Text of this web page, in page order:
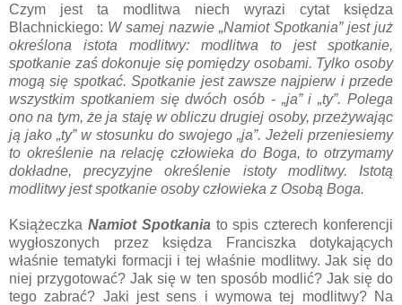
Czym jest ta modlitwa niech wyrazi cytat księdza
Blachnickiego: W samej nazwie „Namiot Spotkania” jest już
okreś­lona istota modlit­wy: modlitwa to jest spotkanie,
spotkanie zaś dokonuje się pomiędzy osobami. Tylko osoby
mogą się spotkać. Spotkanie jest zawsze najpierw i przede
wszystkim spotkaniem się dwóch osób - „ja” i „ty”. Polega
ono na tym, że ja staję w obliczu drugiej osoby, przeżywając
ją jako „ty” w stosun­ku do swojego „ja”. Jeżeli przenie­siemy
to określenie na relację człowieka do Boga, to otrzymamy
dokładne, precyzyjne określenie istoty modlitwy. Istotą
modlitwy jest spotkanie osoby człowieka z Osobą Boga.
Książeczka Namiot Spotkania to spis czterech konferencji
wygłoszonych przez księdza Franciszka dotykających
właśnie tematyki formacji i tej właśnie modlitwy. Jak się do
niej przygotować? Jak się w ten sposób modlić? Jak się do
tego zabrać? Jaki jest sens i wymowa tej modlitwy? Na